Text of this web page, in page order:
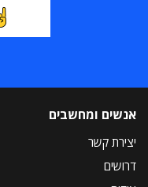
אנשים ומחשבים
יצירת קשר
דרושים